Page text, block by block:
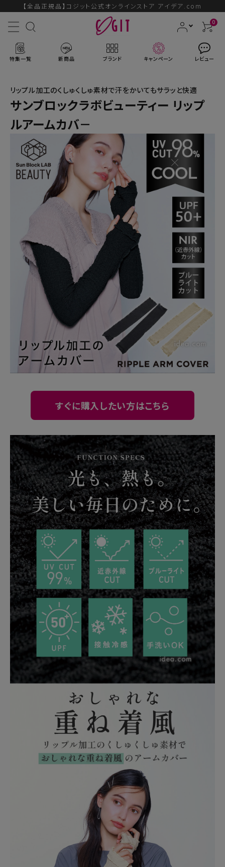
【全品正規品】コジット公式オンラインストア アイデア.com
0
特集一覧 新商品 ブランド キャンペーン レビュー
ACCOUNT MENU
ようこそ ゲスト 様
ログイン 会員登録
ブランドから探す
新商品
暑さ・紫外線対策グッズ
推し活グッズ
掃除グッズ
ビューティー
ボディメイクグッズ
ファッション
アウトドア・トラベル
インテリア
健康
カテゴリ一覧
お悩み解決コラム
INFORMATION
ご利用ガイド
プライバシーポリシー
特定商取引法について
会社概要
お問い合わせ
リップル加工のくしゅくしゅ素材で汗をかいてもサラッと快適
サンブロックラボビューティー リップ
ルアームカバ－
すぐに購入したい方はこちら